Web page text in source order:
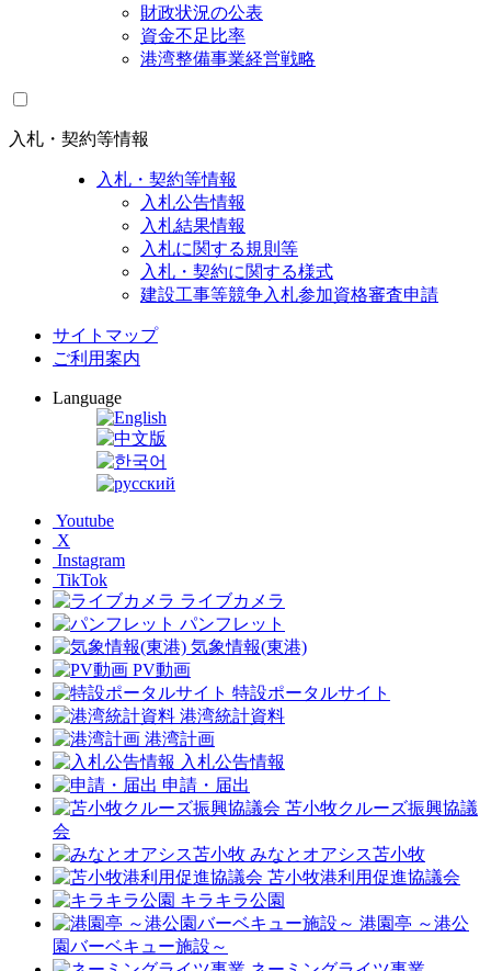
財政状況の公表
資金不足比率
港湾整備事業経営戦略
入札・契約等情報
入札・契約等情報
入札公告情報
入札結果情報
入札に関する規則等
入札・契約に関する様式
建設工事等競争入札参加資格審査申請
サイトマップ
ご利用案内
Language
Youtube
X
Instagram
TikTok
ライブカメラ
パンフレット
気象情報(東港)
PV動画
特設ポータルサイト
港湾統計資料
港湾計画
入札公告情報
申請・届出
苫小牧クルーズ振興協議
会
みなとオアシス苫小牧
苫小牧港利用促進協議会
キラキラ公園
港園亭 ～港公
園バーベキュー施設～